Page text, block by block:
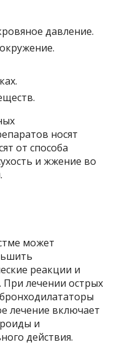
давление.
носят
от способа
и жжение во
может
реакции и
При лечении острых
лечение включает
и
действия.